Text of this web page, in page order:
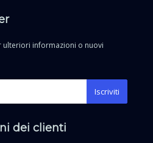
ulteriori informazioni o nuovi
Iscriviti
dei clienti